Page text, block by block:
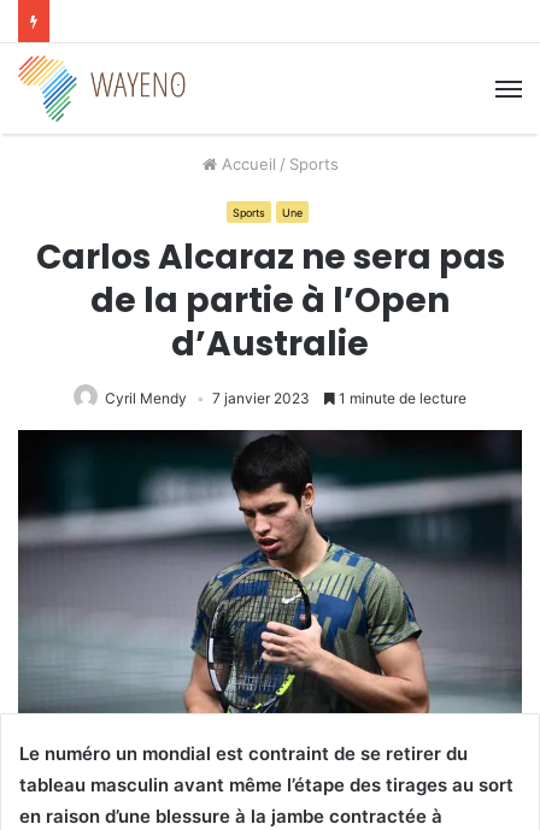
Accueil / Sports
Sports Une
Carlos Alcaraz ne sera pas
de la partie à l’Open
d’Australie
Cyril Mendy 7 janvier 2023 1 minute de lecture
Le numéro un mondial est contraint de se retirer du
tableau masculin avant même l’étape des tirages au sort
en raison d’une blessure à la jambe contractée à